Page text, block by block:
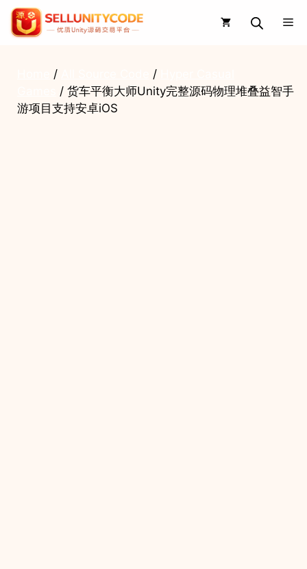
Skip
content
/ /
/ 货车平衡大师Unity完整源码物理堆叠益智手
游项目支持安卓iOS